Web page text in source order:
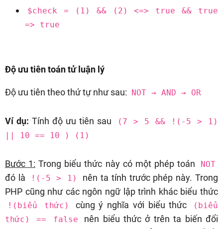
$check = (1) && (2) <=> true && true
=> true
Độ ưu tiên toán tử luận lý
Độ ưu tiên theo thứ tự như sau: NOT → AND → OR
Ví dụ: Tính độ ưu tiên sau
(7 > 5 && !(-5 > 1)
|| 10 == 10 ) (1)
Bước 1: Trong biểu thức này có một phép toán NOT
đó là !(-5 > 1)
nên ta tính trước phép này. Trong
PHP cũng như các ngôn ngữ lập trình khác biểu thức
!(biểu thức) cùng ý nghĩa với biểu thức
(biểu
thức) == false
nên biểu thức ở trên ta biến đổi